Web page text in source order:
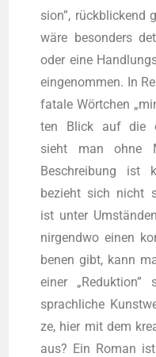
si­on”, rück­bli­ckend
wäre beson­ders
oder eine
ein­ge­nom­men. In
fata­le Wört­chen
ten Blick auf die
sieht man ohne
Beschrei­bung ist
bezieht sich nicht
ist unter
nir­gend­wo einen
be­nen gibt, kann
einer
sprach­li­che
ze, hier mit dem
aus? Ein Roman